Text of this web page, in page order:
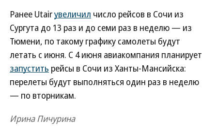
Ранее Utairувеличил число рейсов в Сочи из
Сургута до 13 раз и до семи раз в неделю — из
Тюмени, по такому графику самолеты будут
летать с июня. С 4 июня авиакомпания планирует
запустить рейсы в Сочи из Ханты-Мансийска:
перелеты будут выполняться один раз в неделю
— по вторникам.
Ирина Пичурина